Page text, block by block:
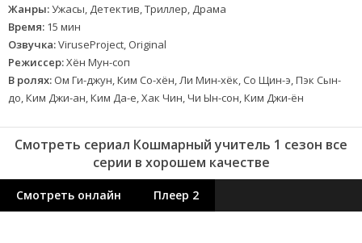
Жанры:Ужасы, Детектив, Триллер, Драма
Время: 15 мин
Озвучка:ViruseProject, Original
Режиссер:Хён Мун-соп
В ролях: Ом Ги-джун, Ким Со-хён, Ли Мин-хёк, Со Щин-э, Пэк Сын-
до, Ким Джи-ан, Ким Да-е, Хак Чин, Чи Ын-сон, Ким Джи-ён
Смотреть сериал Кошмарный учитель 1 сезон все
серии в хорошем качестве
Смотреть онлайн Плеер 2